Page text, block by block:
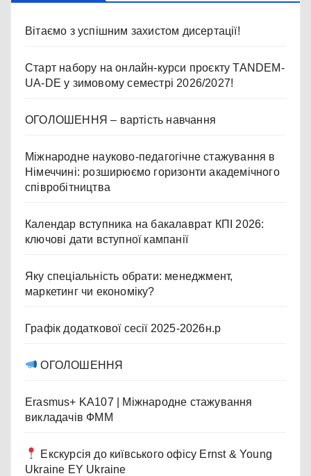
Вітаємо з успішним захистом дисертації!
Старт набору на онлайн-курси проєкту TANDEM-
UA-DE у зимовому семестрі 2026/2027!
ОГОЛОШЕННЯ – вартість навчання
Міжнародне науково-педагогічне стажування в
Німеччині: розширюємо горизонти академічного
співробітництва
Календар вступника на бакалаврат КПІ 2026:
ключові дати вступної кампанії
Яку спеціальність обрати: менеджмент,
маркетинг чи економіку?
Графік додаткової сесії 2025-2026н.р
ОГОЛОШЕННЯ
Erasmus+ KA107 | Міжнародне стажування
викладачів ФММ
Екскурсія до київського офісу Ernst & Young
Ukraine EY Ukraine